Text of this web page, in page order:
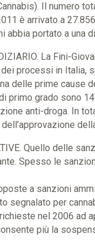
Il numero
è arrivato a
portato a una
La Fini-
processi in Italia,
delle prime cause
primo grado sono
anti-droga. In
Quello delle
Spesso le
a sanzioni
segnalato per
nel 2006 ad
più la